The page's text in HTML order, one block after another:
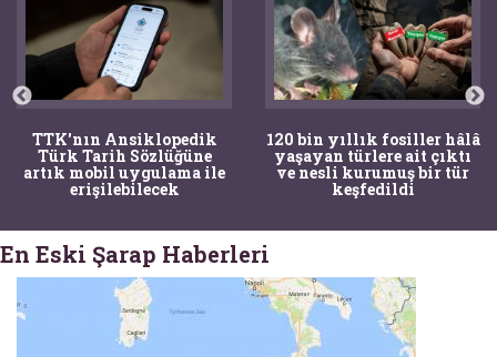
TTK'nın Ansiklopedik
Türk Tarih Sözlüğüne
artık mobil uygulama ile
erişilebilecek
120 bin yıllık fosiller hâlâ
yaşayan türlere ait çıktı
ve nesli kurumuş bir tür
keşfedildi
En Eski Şarap Haberleri